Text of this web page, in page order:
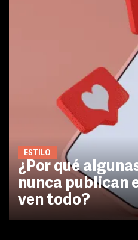
ESTILO
¿Por qué
nunca publican
ven todo?